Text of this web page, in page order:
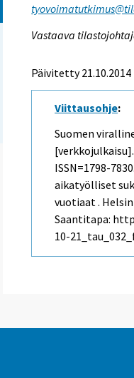
Vastaava
Päivitetty 21.10.2014
Viittausohje:
Suomen
[verkkojulkaisu].
ISSN=1798-
aikatyölliset
vuotiaat .
Saantitapa:
10-